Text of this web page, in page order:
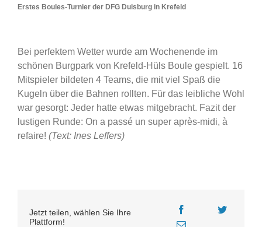
Erstes Boules-Turnier der DFG Duisburg in Krefeld
Bei perfektem Wetter wurde am Wochenende im
schönen Burgpark von Krefeld-Hüls Boule gespielt. 16
Mitspieler bildeten 4 Teams, die mit viel Spaß die
Kugeln über die Bahnen rollten. Für das leibliche Wohl
war gesorgt: Jeder hatte etwas mitgebracht. Fazit der
lustigen Runde: On a passé un super après-midi, à
refaire! (Text: Ines Leffers)
Jetzt teilen, wählen Sie Ihre
Plattform!